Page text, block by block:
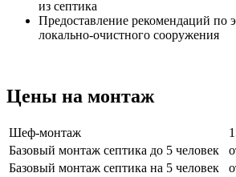
из септика
Предоставление рекомендаций по
локально-очистного сооружения
Цены на монтаж
Шеф-монтаж
Базовый монтаж септика до 5 человек
Базовый монтаж септика на 5 человек